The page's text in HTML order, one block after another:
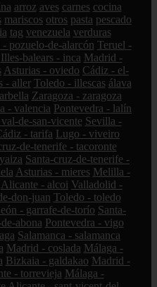
arroz aves carnes cocina
mariscos otros pasta pescado
tag venezuela verduras
pozuelo-de-alarcón Teruel -
Illes-balears - inca Madrid -
Asturias - oviedo Cádiz - el-
- aller Toledo - illescas álava
Zaragoza - zaragoza
- valencia Pontevedra - lalín
de-san-vicente Sevilla -
- tarifa Lugo - viveiro
de-tenerife - tacoronte
Santa-cruz-de-tenerife -
Asturias - mieres Melilla -
Alicante - alcoi Valladolid -
don-juan Toledo - toledo
- garrafe-de-torío Santa-
abona Pontevedra - vigo
Salamanca - salamanca
Madrid - coslada Málaga -
Bizkaia - galdakao Madrid -
- torrevieja Málaga -